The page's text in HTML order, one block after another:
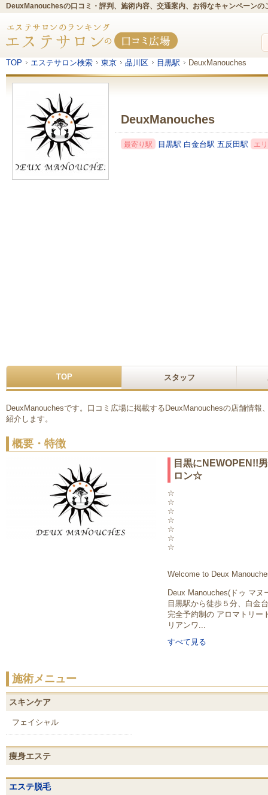
DeuxManouchesの口コミ・評判、施術内容、交通案内、お得なキャンペーンの
TOP エステサロン検索 東京 品川区 目黒駅 DeuxManouches
DeuxManouches
最寄り駅 目黒駅 白金台駅 五反田駅 エ
TOP スタッフ
DeuxManouchesです。口コミ広場に掲載するDeuxManouchesの店舗情報
紹介します。
概要・特徴
目黒にNEWOPEN!!
ロン☆
☆
☆
☆
☆
☆
☆
☆
Welcome to Deux
Deux Manouches(ドゥ マヌ
目黒駅から徒歩５分、白金
完全予約制の アロマトリー
リアンワ...
すべて見る
施術メニュー
スキンケア
フェイシャル
痩身エステ
エステ脱毛